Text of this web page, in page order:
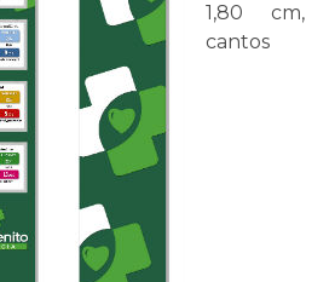
1,80 cm,
cantos